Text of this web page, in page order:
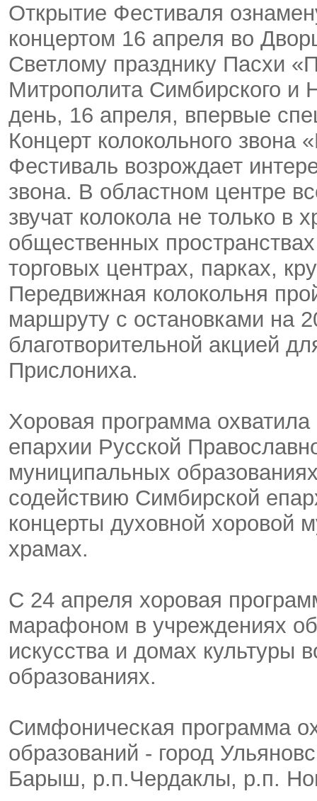
Открытие Фестиваля
концертом 16 апреля во
Светлому празднику Пасхи
Митрополита Симбирского и
день, 16 апреля, впервые
Концерт колокольного звона
Фестиваль возрождает
звона. В областном центре
звучат колокола не только в
общественных
торговых центрах, парках,
Передвижная колокольня
маршруту с остановками на
благотворительной акцией
Прислониха.
Хоровая программа
епархии Русской
муниципальных
содействию Симбирской
концерты духовной хоровой
храмах.
С 24 апреля хоровая
марафоном в учреждениях
искусства и домах культуры
образованиях.
Симфоническая программа
образований - город
Барыш, р.п.Чердаклы, р.п.